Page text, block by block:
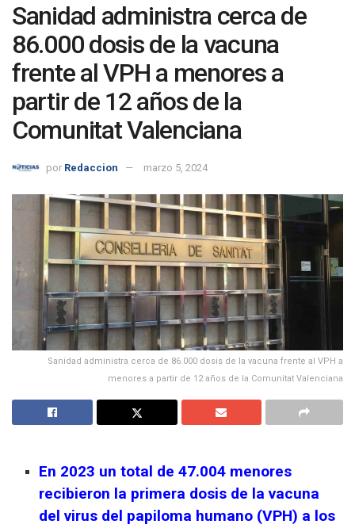
Sanidad administra cerca de
86.000 dosis de la vacuna
frente al VPH a menores a
partir de 12 años de la
Comunitat Valenciana
por Redaccion marzo 5, 2024
Sanidad administra cerca de 86.000 dosis de la vacuna frente al VPH a
menores a partir de 12 años de la Comunitat Valenciana
En 2023 un total de 47.004 menores
recibieron la primera dosis de la vacuna
del virus del papiloma humano (VPH) a los